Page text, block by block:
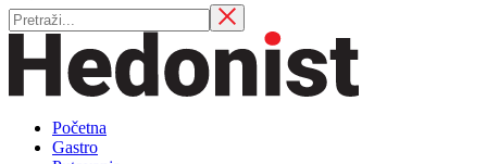
Početna
Gastro